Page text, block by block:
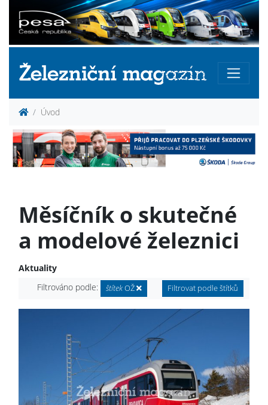
Úvod
Měsíčník o skutečné
a modelové železnici
Aktuality
Filtrováno podle:
štítekOŽ Filtrovat podle štítků